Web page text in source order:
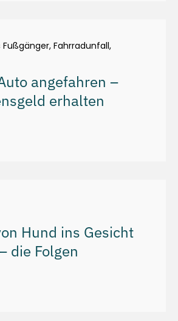
Fußgänger, Fahrradunfall,
angefahren –
erhalten
Hund ins Gesicht
die Folgen